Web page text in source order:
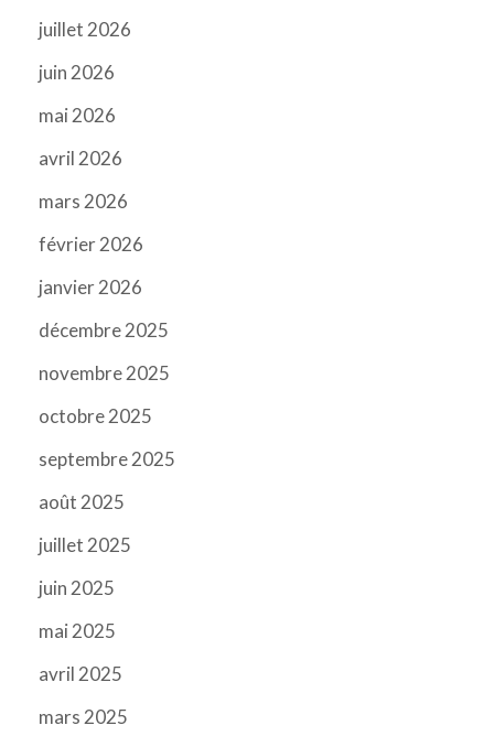
juillet 2026
juin 2026
mai 2026
avril 2026
mars 2026
février 2026
janvier 2026
décembre 2025
novembre 2025
octobre 2025
septembre 2025
août 2025
juillet 2025
juin 2025
mai 2025
avril 2025
mars 2025